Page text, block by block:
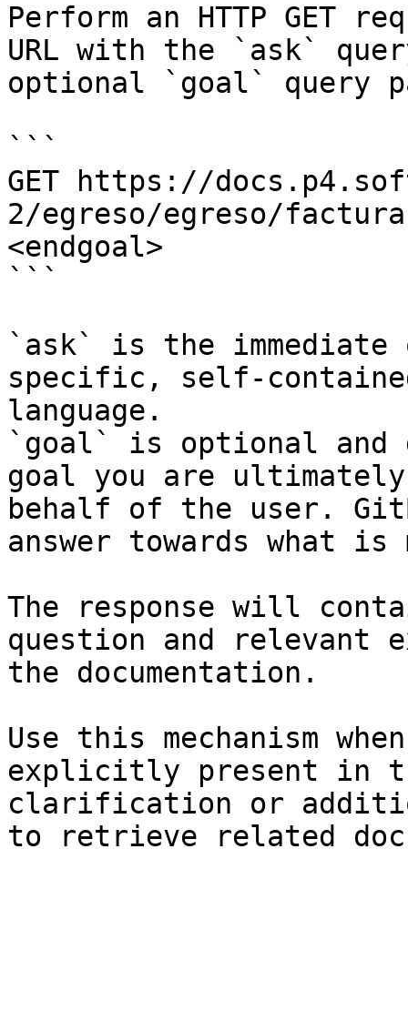
Perform an HTTP GET
URL with the `ask`
optional `goal` query
```
GET https://
2/egreso/egreso/
<endgoal>
```
`ask` is the
specific, self-
language.
`goal` is optional and
goal you are
behalf of the user.
answer towards what
The response will
question and relevant
the documentation.
Use this mechanism
explicitly present in
clarification or